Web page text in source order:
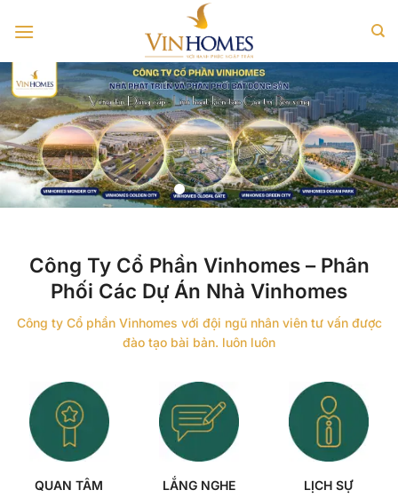
qua
dung
Công Ty Cổ Phần Vinhomes – Phân
Phối Các Dự Án Nhà Vinhomes
Công ty Cổ phần Vinhomes với đội ngũ nhân viên tư vấn được
đào tạo bài bản. luôn luôn
QUAN TÂM LẮNG NGHE LỊCH SỰ